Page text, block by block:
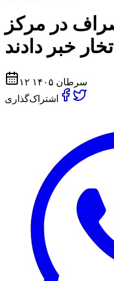
در مركز
۱۲ سرطان ۱۴۰۵
اشتراک‌گذاری